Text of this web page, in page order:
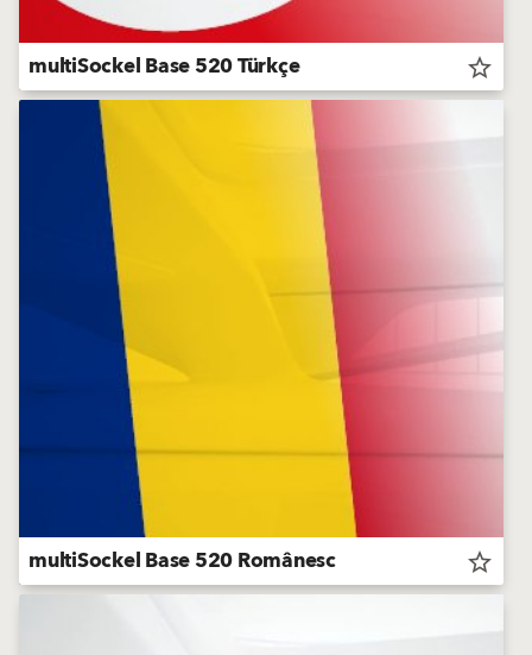
multiSockel Base 520 Türkçe star_border
multiSockel Base 520 Românesc star_border